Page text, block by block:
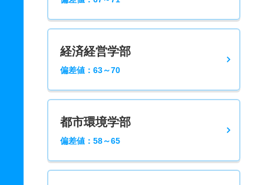
経済経営学部
偏差値：63～70
都市環境学部
偏差値：58～65